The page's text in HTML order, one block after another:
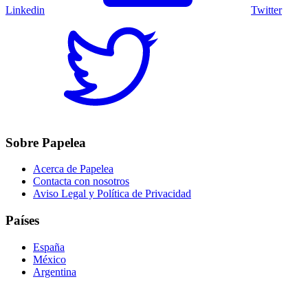
Linkedin Twitter
Sobre Papelea
Acerca de Papelea
Contacta con nosotros
Aviso Legal y Política de Privacidad
Países
España
México
Argentina